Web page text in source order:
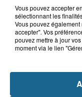
INFOS
Vous pouvez accepter
sélectionnant les
Vous pouvez
accepter". Vos
pouvez mettre à jour
moment via le lien